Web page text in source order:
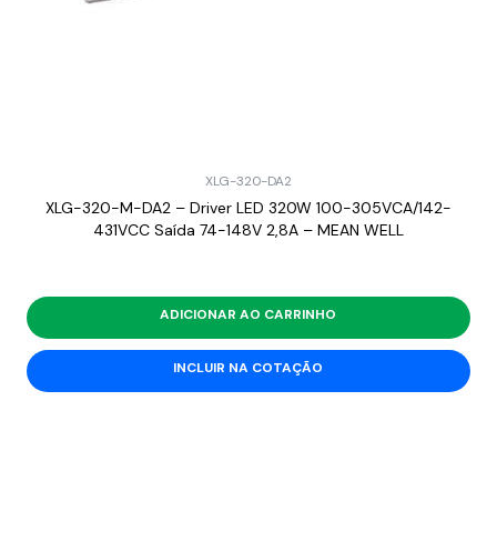
XLG-320-DA2
XLG-320-M-DA2 – Driver LED 320W 100-305VCA/142-
431VCC Saída 74-148V 2,8A – MEAN WELL
ADICIONAR AO CARRINHO
INCLUIR NA COTAÇÃO